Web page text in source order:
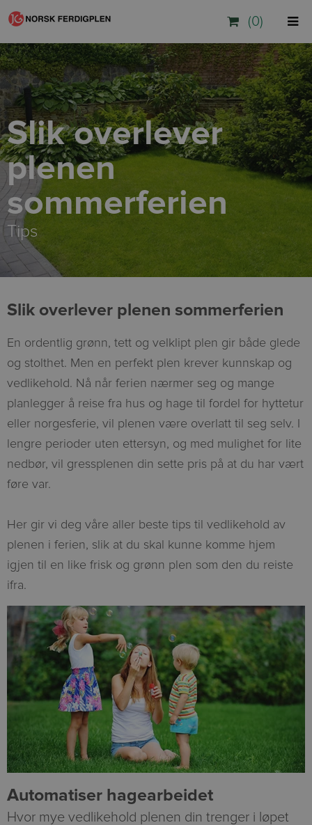
(0)
Slik overlever
plenen
sommerferien
Tips
Slik overlever plenen sommerferien
En ordentlig grønn, tett og velklipt plen gir både glede
og stolthet. Men en perfekt plen krever kunnskap og
vedlikehold. Nå når ferien nærmer seg og mange
planlegger å reise fra hus og hage til fordel for hyttetur
eller norgesferie, vil plenen være overlatt til seg selv. I
lengre perioder uten ettersyn, og med mulighet for lite
nedbør, vil gressplenen din sette pris på at du har vært
føre var.
Her gir vi deg våre aller beste tips til vedlikehold av
plenen i ferien, slik at du skal kunne komme hjem
igjen til en like frisk og grønn plen som den du reiste
ifra.
Automatiser hagearbeidet
Hvor mye vedlikehold plenen din trenger i løpet